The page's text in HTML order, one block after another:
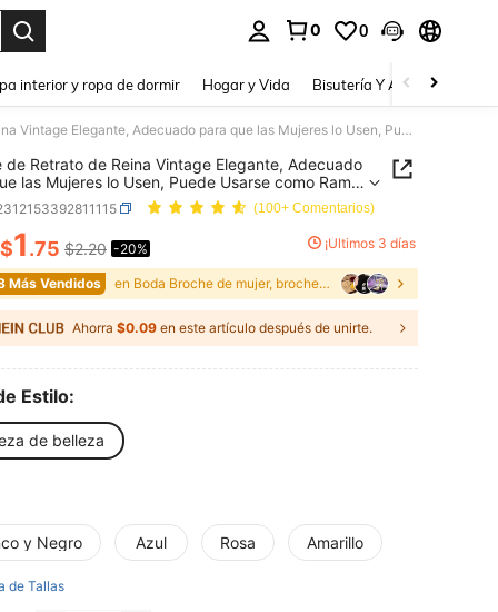
0 0
interior y ropa de dormir Hogar y Vida Bisutería Y Accesorios
Broche de Retrato de Reina Vintage Elegante, Adecuado para que las Mujeres lo Usen, Puede Usarse como Ramo de Novia de Boda Antiguo, Accesorio de Ropa o Joyería.
de Retrato de Reina Vintage Elegante, Adecuado
las Mujeres lo Usen, Puede Usarse como Ramo
de Boda Antiguo, Accesorio de Ropa o Joyería.
(100+ Comentarios)
AND AVAILABILITY
$1.75 $2.20 -20% ¡Últimos 3 días
Más Vendidos en Boda Broche de mujer, broche de solapa y anillo
Ahorra $0.09 en este artículo después de unirte.
Estilo:
de belleza
y Negro Azul Rosa Amarillo
de Tallas